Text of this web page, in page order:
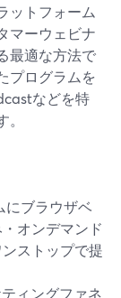
ットフォーム
マーウェビナ
最適な方法で
プログラムを
などを特
にブラウザベ
オンデマンド
ストップで提
ィングファネ